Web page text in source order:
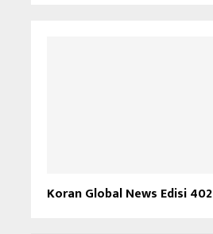
Koran Global News Edisi 402